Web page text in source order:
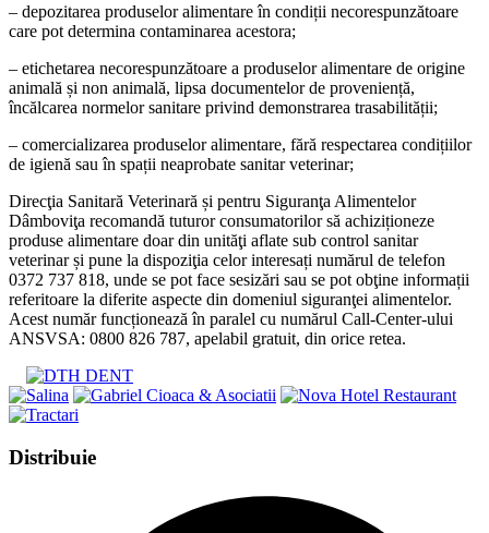
– depozitarea produselor alimentare în condiții necorespunzătoare
care pot determina contaminarea acestora;
– etichetarea necorespunzătoare a produselor alimentare de origine
animală și non animală, lipsa documentelor de proveniență,
încălcarea normelor sanitare privind demonstrarea trasabilității;
– comercializarea produselor alimentare, fără respectarea condițiilor
de igienă sau în spații neaprobate sanitar veterinar;
Direcţia Sanitară Veterinară și pentru Siguranţa Alimentelor
Dâmboviţa recomandă tuturor consumatorilor să achiziționeze
produse alimentare doar din unităţi aflate sub control sanitar
veterinar și pune la dispoziţia celor interesați numărul de telefon
0372 737 818, unde se pot face sesizări sau se pot obţine informații
referitoare la diferite aspecte din domeniul siguranţei alimentelor.
Acest număr funcționează în paralel cu numărul Call-Center-ului
ANSVSA: 0800 826 787, apelabil gratuit, din orice retea.
DistribuieShare